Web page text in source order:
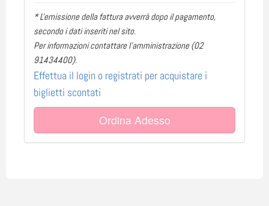
* L'emissione della fattura avverrà dopo il pagamento,
secondo i dati inseriti nel sito.
Per informazioni contattare l'amministrazione (02
91434400).
Effettua il login o registrati per acquistare i
biglietti scontati
Ordina Adesso